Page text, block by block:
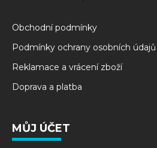
Obchodní podmínky
Podmínky ochrany osobních údajů
Reklamace a vrácení zboží
Doprava a platba
MŮJ ÚČET